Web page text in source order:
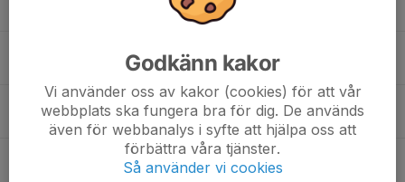
Godkänn kakor
Vi använder oss av kakor (cookies) för att vår
webbplats ska fungera bra för dig. De används
även för webbanalys i syfte att hjälpa oss att
förbättra våra tjänster.
Så använder vi cookies